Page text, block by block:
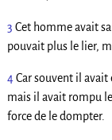
3 Cet homme avait
pouvait plus le lier,
4Car souvent il avait
mais il avait rompu
force de le dompter.